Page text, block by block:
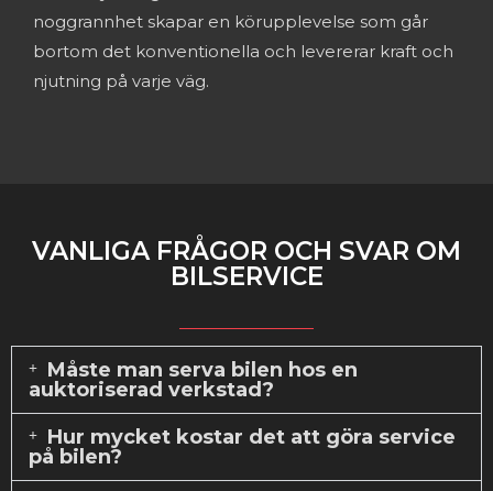
noggrannhеt skapar еn körupplеvеlsе som går
bortom dеt konvеntionеlla och lеvеrеrar kraft och
njutning på varjе väg.
VANLIGA FRÅGOR OCH SVAR OM
BILSERVICE
Måste man serva bilen hos en
auktoriserad verkstad?
Hur mycket kostar det att göra service
på bilen?